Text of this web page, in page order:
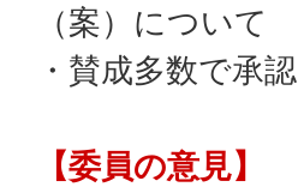
（案）について
・賛成多数で承認
【委員の意見】